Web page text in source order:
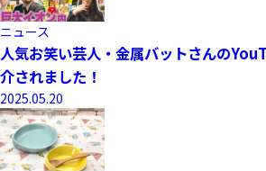
ニュース
人気お笑い芸人・金属バットさんの
介されました！
2025.05.20